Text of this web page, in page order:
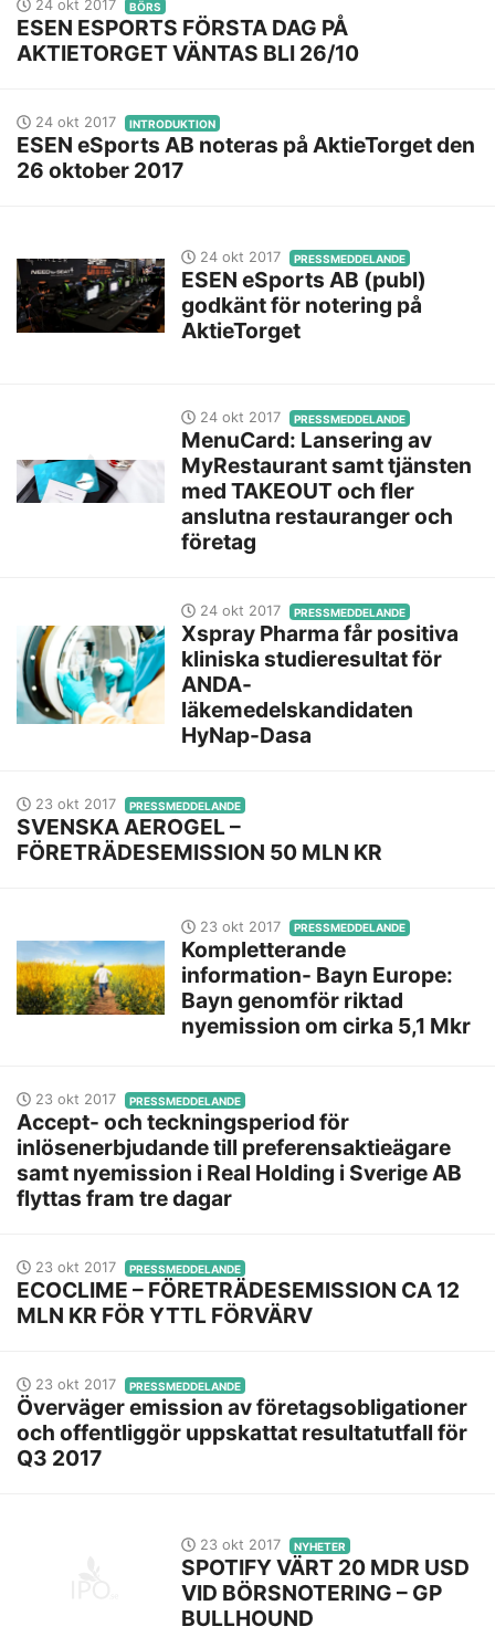
24 okt 2017 BÖRS
ESEN ESPORTS FÖRSTA DAG PÅ
AKTIETORGET VÄNTAS BLI 26/10
24 okt 2017 INTRODUKTION
ESEN eSports AB noteras på AktieTorget den
26 oktober 2017
24 okt 2017 PRESSMEDDELANDE
ESEN eSports AB (publ)
godkänt för notering på
AktieTorget
24 okt 2017 PRESSMEDDELANDE
MenuCard: Lansering av
MyRestaurant samt tjänsten
med TAKEOUT och fler
anslutna restauranger och
företag
24 okt 2017 PRESSMEDDELANDE
Xspray Pharma får positiva
kliniska studieresultat för
ANDA-
läkemedelskandidaten
HyNap-Dasa
23 okt 2017 PRESSMEDDELANDE
SVENSKA AEROGEL –
FÖRETRÄDESEMISSION 50 MLN KR
23 okt 2017 PRESSMEDDELANDE
Kompletterande
information- Bayn Europe:
Bayn genomför riktad
nyemission om cirka 5,1 Mkr
23 okt 2017 PRESSMEDDELANDE
Accept- och teckningsperiod för
inlösenerbjudande till preferensaktieägare
samt nyemission i Real Holding i Sverige AB
flyttas fram tre dagar
23 okt 2017 PRESSMEDDELANDE
ECOCLIME – FÖRETRÄDESEMISSION CA 12
MLN KR FÖR YTTL FÖRVÄRV
23 okt 2017 PRESSMEDDELANDE
Överväger emission av företagsobligationer
och offentliggör uppskattat resultatutfall för
Q3 2017
23 okt 2017 NYHETER
SPOTIFY VÄRT 20 MDR USD
VID BÖRSNOTERING – GP
BULLHOUND